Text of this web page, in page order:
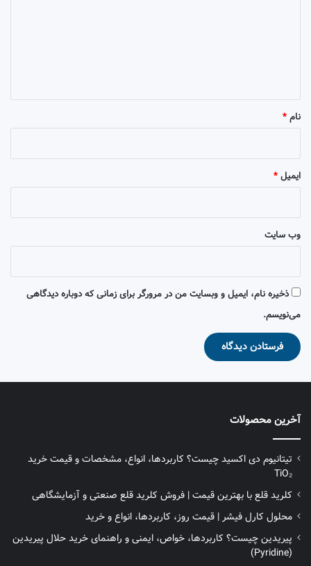
نام*
ایمیل*
وب‌ سایت
ذخیره نام، ایمیل و وبسایت من در مرورگر برای زمانی که دوباره دیدگاهی
می‌نویسم.
آخرین محصولات
تیتانیوم دی‌ اکسید چیست؟ کاربردها، انواع، مشخصات و قیمت خرید
TiO₂
کلرید قلع با بهترین قیمت | فروش کلرید قلع صنعتی و آزمایشگاهی
محلول کارل فیشر | قیمت روز، کاربردها، انواع و خرید
پیریدین چیست؟ کاربردها، خواص، ایمنی و راهنمای خرید حلال پیریدین
(Pyridine)